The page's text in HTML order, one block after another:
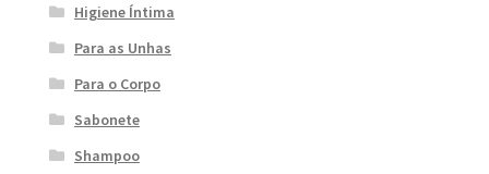
Higiene Íntima
Para as Unhas
Para o Corpo
Sabonete
Shampoo